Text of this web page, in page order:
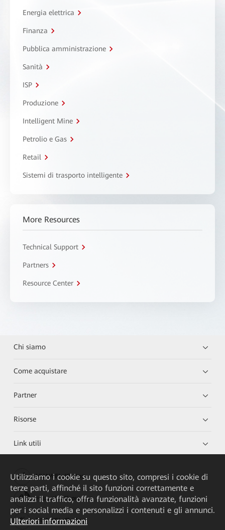
Energia elettrica
Finanza
Pubblica amministrazione
Sanità
ISP
Produzione
Intelligent Mine
Petrolio e Gas
Retail
Sistemi di trasporto intelligente
More Resources
Technical Support
Partners
Resource Center
Chi siamo
Come acquistare
Partner
Risorse
Link utili
HUAWEI eKit App
Huawei HiKnow App
HUAWEI eFly App
Utilizziamo i cookie su questo sito, compresi i cookie di
terze parti, affinché il sito funzioni correttamente e
analizzi il traffico, offra funzionalità avanzate, funzioni
per i social media e personalizzi i contenuti e gli annunci.
Ulteriori informazioni